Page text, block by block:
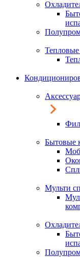
Бытовые
Мульти